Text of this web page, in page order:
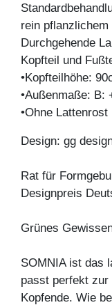
rein pflanzlichem
Durchgehende
Kopfteil und
•Kopfteilhöhe:
•Außenmaße: B:
•Ohne
Design: gg
Rat für
Designpreis
Grünes
SOMNIA ist das
passt perfekt
Kopfende. Wie